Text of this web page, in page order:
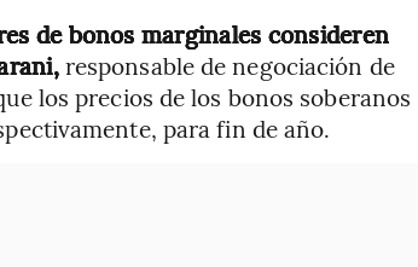
de bonos marginales consideren
responsable de negociación de
los precios de los bonos soberanos
para fin de año.